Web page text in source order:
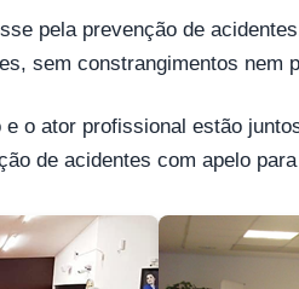
pela prevenção de
sem constrangimentos nem
o ator profissional estão
de acidentes com apelo